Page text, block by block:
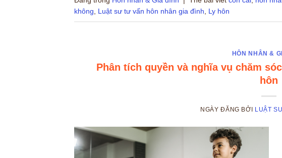
không, Luật sư tư vấn hôn nhân gia đình, Ly hôn
HÔN NHÂN &
Phân tích quyền và nghĩa vụ chăm
hôn
NGÀY ĐĂNG BỞI LUẬT